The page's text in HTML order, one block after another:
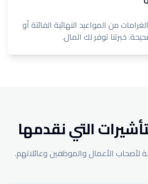
من المواعيد النهائية الفائتة أو
خبرتنا توفر لك المال.
التي نقدمها
لأصحاب الأعمال والموظفين وعائلاتهم.